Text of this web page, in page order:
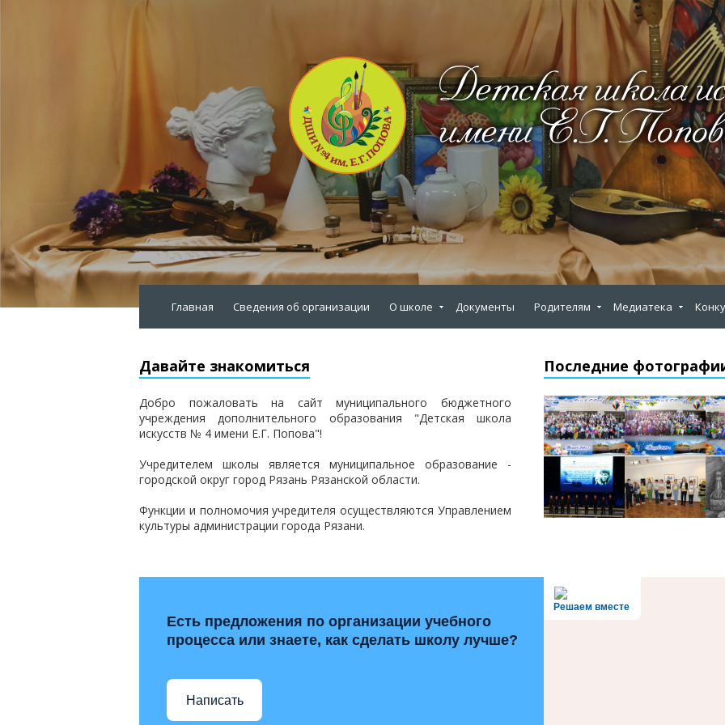
Детская школа
имени Е.Г.
Главная Сведения об организации О школе Документы Родителям Медиатека
Давайте знакомиться
Добро пожаловать на сайт муниципального бюджетного
учреждения дополнительного образования "Детская школа
искусств № 4 имени Е.Г. Попова"!
Учредителем школы является муниципальное образование -
городской округ город Рязань Рязанской области.
Функции и полномочия учредителя осуществляются Управлением
культуры администрации города Рязани.
Последние
Решаем вместе
Есть предложения по организации учебного
процесса или знаете, как сделать школу лучше?
Написать